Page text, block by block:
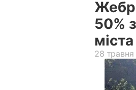
50%
28 травня